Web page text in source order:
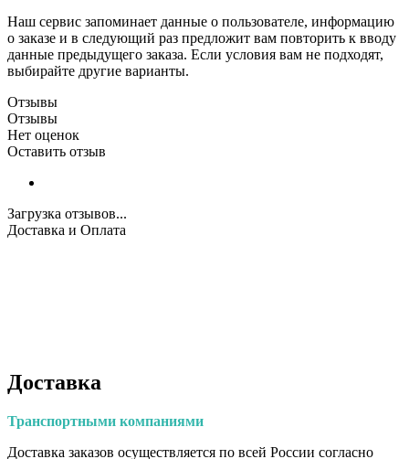
Наш сервис запоминает данные о пользователе, информацию
о заказе и в следующий раз предложит вам повторить к вводу
данные предыдущего заказа. Если условия вам не подходят,
выбирайте другие варианты.
Отзывы
Отзывы
Нет оценок
Оставить отзыв
Загрузка отзывов...
Доставка и Оплата
Доставка
Транспортными компаниями
Доставка заказов осуществляется по всей России согласно